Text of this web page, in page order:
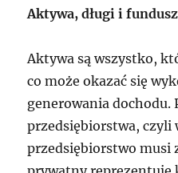
Aktywa, długi i
Aktywa są wszystko,
co może okazać się
generowania dochodu.
przedsiębiorstwa, czyli
przedsiębiorstwo musi